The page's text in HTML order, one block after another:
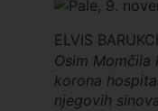
ELVIS
Osim Momčila
korona
njegovih